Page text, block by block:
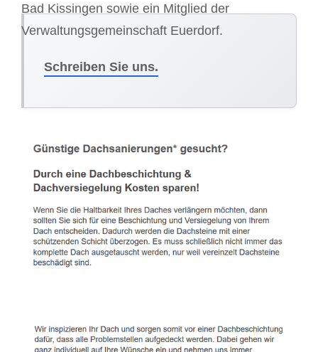
Bad Kissingen sowie ein Mitglied der
Verwaltungsgemeinschaft Euerdorf.
Schreiben Sie uns.